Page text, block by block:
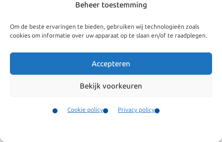
Beheer toestemming
Om de beste ervaringen te bieden, gebruiken wij technologieën zoals
cookies om informatie over uw apparaat op te slaan en/of te raadplegen.
Accepteren
Bekijk voorkeuren
Cookie policy Privacy policy